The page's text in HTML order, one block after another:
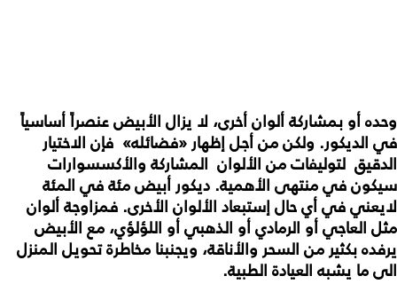
وحده أو بمشاركة ألوان أخرى، لا يزال الأبيض عنصراً أساسياً
في الديكور. ولكن من أجل إظهار «فضائله» فإن الاختيار
الدقيق لتوليفات من الألوان المشاركة والأكسسوارات
سيكون في منتهى الأهمية. ديكور أبيض مئة في المئة
لايعني في أي حال إستبعاد الألوان الأخرى. فمزاوجة ألوان
مثل العاجي أو الرمادي أو الذهبي أو اللؤلؤي، مع الأبيض
يرفده بكثير من السحر والأناقة، ويجنبنا مخاطرة تحويل المنزل
الى ما يشبه العيادة الطبية.